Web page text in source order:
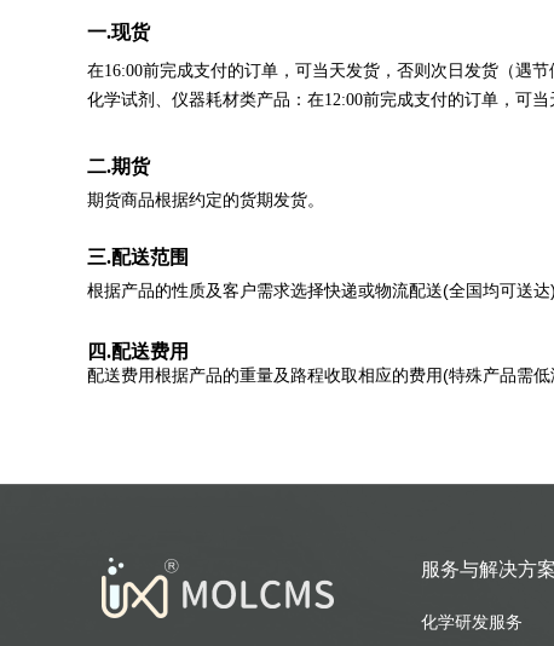
一.现货
在16:00前完成支付的订单，可当天发货，否则次日发货（遇节
化学试剂、仪器耗材类产品：在12:00前完成支付的订单，可
二.期货
期货商品根据约定的货期发货。
三.配送范围
根据产品的性质及客户需求选择快递或物流配送(全国均可送达)
四.配送费用
配送费用根据产品的重量及路程收取相应的费用(特殊产品需
服务与解决方案
化学研发服务